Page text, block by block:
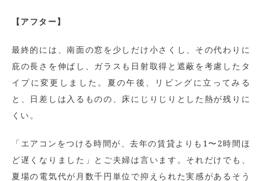
【アフター】
最終的には、南面の窓を少しだけ小さくし、その代わりに
庇の長さを伸ばし、ガラスも日射取得と遮蔽を考慮したタ
イプに変更しました。夏の午後、リビングに立ってみる
と、日差しは入るものの、床にじりじりとした熱が残りに
くい。
「エアコンをつける時間が、去年の賃貸よりも1〜2時間ほ
ど遅くなりました」とご夫婦は言います。それだけでも、
夏場の電気代が月数千円単位で抑えられた実感があるそう